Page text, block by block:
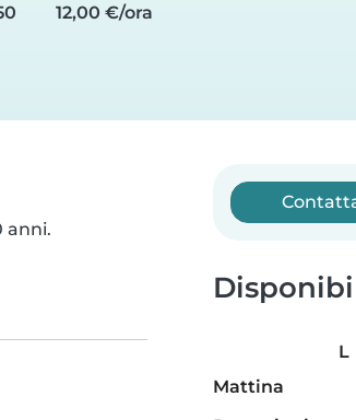
12,00 €/ora
anni.
L
Mattina